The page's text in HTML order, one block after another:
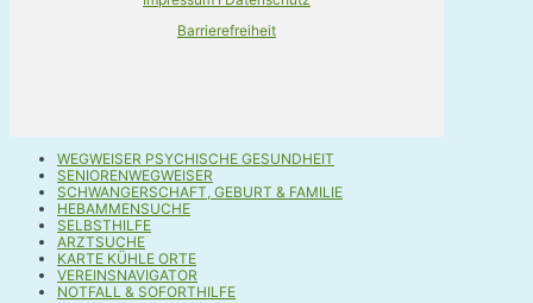
Barrierefreiheit
WEGWEISER PSYCHISCHE GESUNDHEIT
SENIORENWEGWEISER
SCHWANGERSCHAFT, GEBURT & FAMILIE
HEBAMMENSUCHE
SELBSTHILFE
ARZTSUCHE
KARTE KÜHLE ORTE
VEREINSNAVIGATOR
NOTFALL & SOFORTHILFE